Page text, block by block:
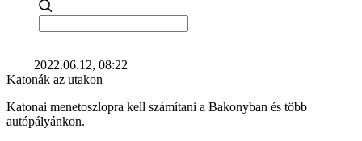
2022.06.12, 08:22
Katonák az utakon
Katonai menetoszlopra kell számítani a Bakonyban és több
autópályánkon.